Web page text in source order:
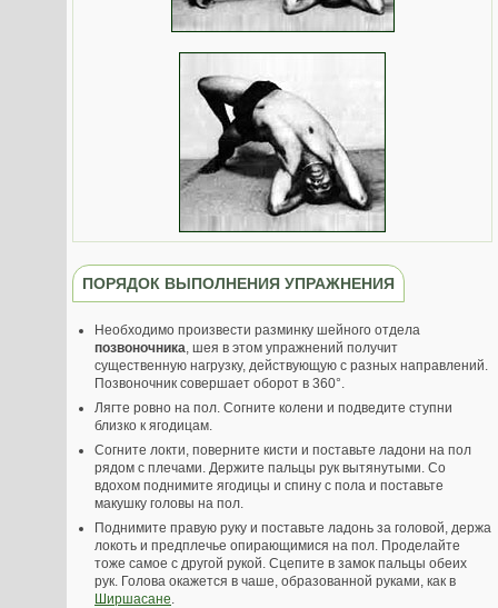
ПОРЯДОК ВЫПОЛНЕНИЯ УПРАЖНЕНИЯ
Необходимо произвести разминку шейного отдела
позвоночника, шея в этом упражнений получит
существенную нагрузку, действующую с разных направлений.
Позвоночник совершает оборот в 360°.
Лягте ровно на пол. Согните колени и подведите ступни
близко к ягодицам.
Согните локти, поверните кисти и поставьте ладони на пол
рядом с плечами. Держите пальцы рук вытянутыми. Со
вдохом поднимите ягодицы и спину с пола и поставьте
макушку головы на пол.
Поднимите правую руку и поставьте ладонь за головой, держа
локоть и предплечье опирающимися на пол. Проделайте
тоже самое с другой рукой. Сцепите в замок пальцы обеих
рук. Голова окажется в чаше, образованной руками, как в
Ширшасане.